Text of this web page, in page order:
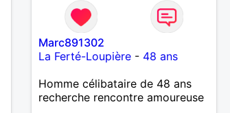
Marc891302
La Ferté-Loupière - 48 ans
Homme célibataire de 48 ans
recherche rencontre amoureuse